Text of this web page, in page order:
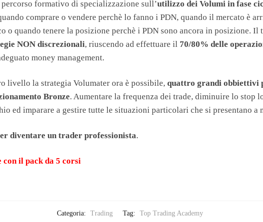
percorso formativo di specializzazione sull’utilizzo dei Volumi in fase
comprare o vendere perchè lo fanno i PDN, quando il mercato è
o quando tenere la posizione perchè i PDN sono ancora in posizione. Il
NON discrezionali, riuscendo ad effettuare il 70/80% delle
money management.
livello la strategia Volumater ora è possibile,quattro grandi obbiettivi
Bronze. Aumentare la frequenza dei trade, diminuire lo stop
ed imparare a gestire tutte le situazioni particolari che si presentano a
diventare un trader professionista.
con il pack da 5 corsi
Categoria: Trading Tag: Top Trading Academy